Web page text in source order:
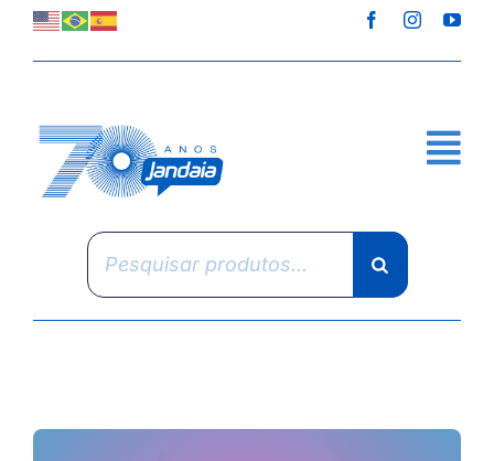
Skip
Pesquisar
produtos